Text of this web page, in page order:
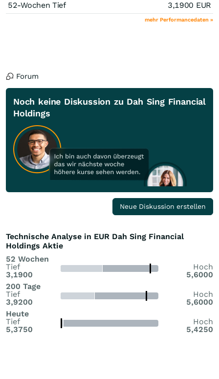
52-Wochen Tief 3,1900 EUR
mehr Performancedaten »
Forum
Noch keine Diskussion zu Dah Sing Financial
Holdings
Neue Diskussion erstellen
Technische Analyse in EUR Dah Sing Financial
Holdings Aktie
52 Wochen
Tief
3,1900
Hoch
5,6000
200 Tage
Tief
3,9200
Hoch
5,6000
Heute
Tief
5,3750
Hoch
5,4250